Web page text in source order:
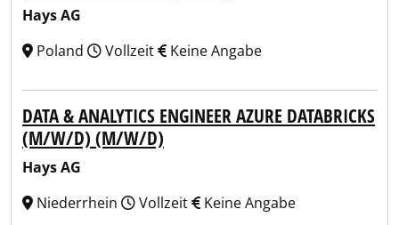
Hays AG
Poland
Vollzeit Keine Angabe
DATA & ANALYTICS ENGINEER AZURE DATABRICKS
(M/W/D) (M/W/D)
Hays AG
Niederrhein
Vollzeit Keine Angabe